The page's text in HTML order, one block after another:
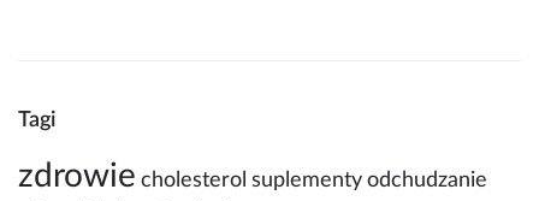
Tagi
zdrowie cholesterol suplementy odchudzanie